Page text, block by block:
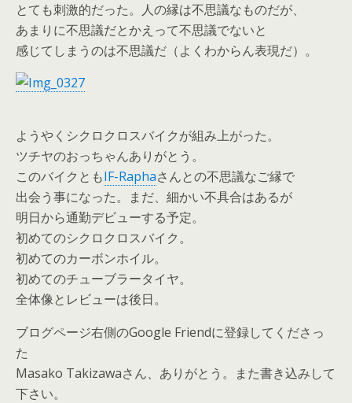
とても刺激的だった。人の縁は不思議なものだが、
あまりに不思議だとかえって不思議でないと
感じてしまうのは不思議だ（よくわからん表現だ）。
ようやくシクロクロスバイクが組み上がった。
ツチヤのおっちゃんありがとう。
このバイクともIF-Raphaさんとの不思議なご縁で
出会う事になった。まだ、細かい不具合はあるが
明日から通勤デビューする予定。
初めてのシクロクロスバイク。
初めてのカーボンホイル。
初めてのチューブラータイヤ。
全体像とレビューは後日。
ブログページ右側のGoogle Friendに登録してくださっ
た
Masako Takizawaさん、ありがとう。また書き込みして
下さい。